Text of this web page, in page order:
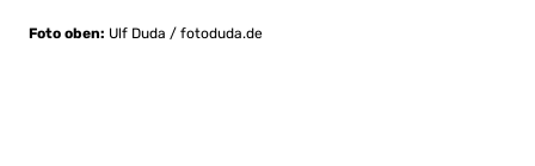
Foto oben: Ulf Duda / fotoduda.de